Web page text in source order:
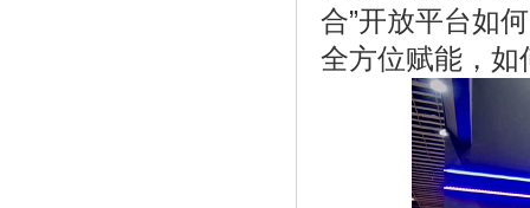
合”开放平台如
全方位赋能，如